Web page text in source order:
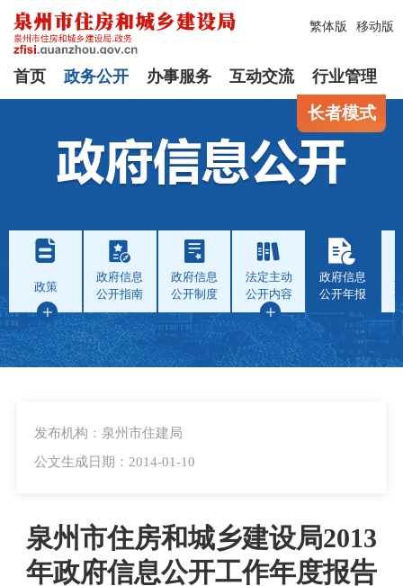
繁体版 移动版
首页 政务公开 办事服务 互动交流 行业管理
长者模式
政策
政府信息
公开指南
政府信息
公开制度
法定主动
公开内容
政府信息
公开年报
发布机构：泉州市住建局
公文生成日期：2014-01-10
泉州市住房和城乡建设局2013
年政府信息公开工作年度报告